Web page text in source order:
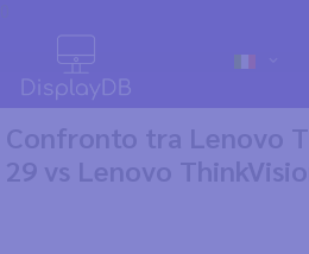
Confronto tra Lenovo
29 vs Lenovo